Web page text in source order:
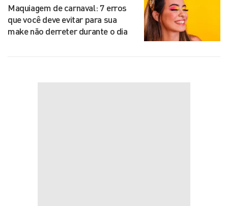
Maquiagem de carnaval: 7 erros
que você deve evitar para sua
make não derreter durante o dia